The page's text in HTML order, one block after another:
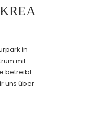
in
mit
betreibt.
uns über